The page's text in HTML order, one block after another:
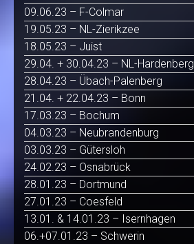
09.06.23 – F-Colmar
19.05.23 – NL-Zierikzee
18.05.23 – Juist
29.04. + 30.04.23 – NL-Hardenberg
28.04.23 – Übach-Palenberg
21.04. + 22.04.23 – Bonn
17.03.23 – Bochum
04.03.23 – Neubrandenburg
03.03.23 – Gütersloh
24.02.23 – Osnabrück
28.01.23 – Dortmund
27.01.23 – Coesfeld
13.01. & 14.01.23 – Isernhagen
06.+07.01.23 – Schwerin